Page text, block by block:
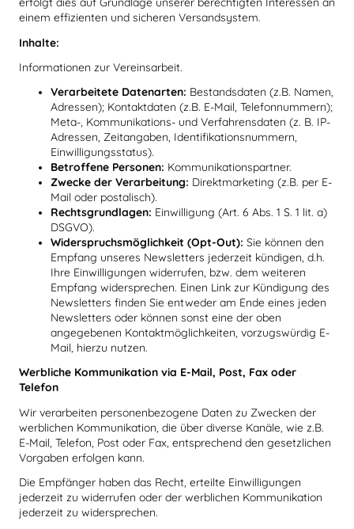
einem effizienten und sicheren Versandsystem.
Inhalte:
Informationen zur Vereinsarbeit.
Verarbeitete Datenarten: Bestandsdaten (z.B. Namen,
Adressen); Kontaktdaten (z.B. E-Mail, Telefonnummern);
Meta-, Kommunikations- und Verfahrensdaten (z. B. IP-
Adressen, Zeitangaben, Identifikationsnummern,
Einwilligungsstatus).
Betroffene Personen: Kommunikationspartner.
Zwecke der Verarbeitung: Direktmarketing (z.B. per E-
Mail oder postalisch).
Rechtsgrundlagen: Einwilligung (Art. 6 Abs. 1 S. 1 lit. a)
DSGVO).
Widerspruchsmöglichkeit (Opt-Out): Sie können den
Empfang unseres Newsletters jederzeit kündigen, d.h.
Ihre Einwilligungen widerrufen, bzw. dem weiteren
Empfang widersprechen. Einen Link zur Kündigung des
Newsletters finden Sie entweder am Ende eines jeden
Newsletters oder können sonst eine der oben
angegebenen Kontaktmöglichkeiten, vorzugswürdig E-
Mail, hierzu nutzen.
Werbliche Kommunikation via E-Mail, Post, Fax oder
Telefon
Wir verarbeiten personenbezogene Daten zu Zwecken der
werblichen Kommunikation, die über diverse Kanäle, wie z.B.
E-Mail, Telefon, Post oder Fax, entsprechend den gesetzlichen
Vorgaben erfolgen kann.
Die Empfänger haben das Recht, erteilte Einwilligungen
jederzeit zu widerrufen oder der werblichen Kommunikation
jederzeit zu widersprechen.